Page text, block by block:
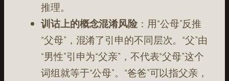
推理。
训诂上的概念混淆风险 ：用“公母”反推
“父母”，混淆了引申的不同层次。“父”由
“男性”引申为“父亲”，不代表“父母”这个
词组就等于“公母”。“爸爸”可以指父亲，